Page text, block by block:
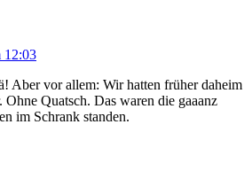
12:03
Aber vor allem: Wir hatten früher daheim
Ohne Quatsch. Das waren die gaaanz
im Schrank standen.